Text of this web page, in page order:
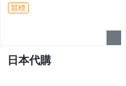
競標
日本代購